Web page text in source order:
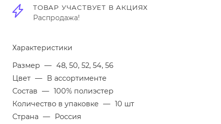
ТОВАР УЧАСТВУЕТ В АКЦИЯХ
Распродажа!
Характеристики
Размер — 48, 50, 52, 54, 56
Цвет — В ассортименте
Состав — 100% полиэстер
Количество в упаковке — 10 шт
Страна — Россия